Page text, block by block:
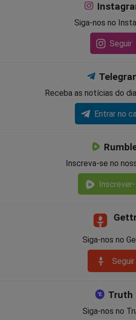
Siga-nos no
Seguir
Receba as notícias do
Entrar no
Inscreva-se no
Siga-nos no
Seguir
Truth
Siga-nos no